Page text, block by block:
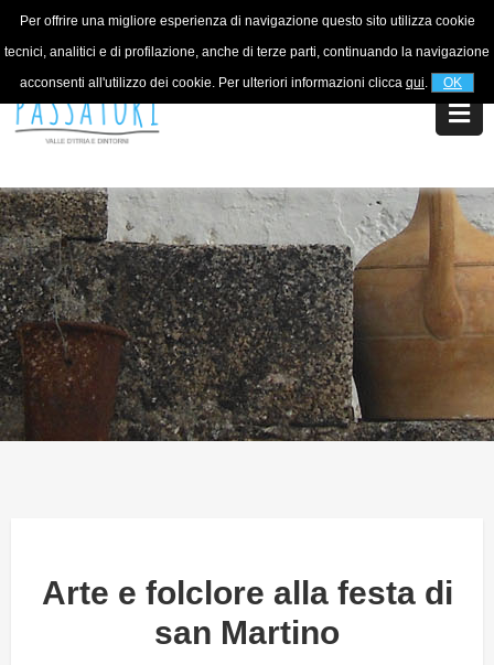
Per offrire una migliore esperienza di navigazione questo sito utilizza cookie
tecnici, analitici e di profilazione, anche di terze parti, continuando la navigazione
acconsenti all'utilizzo dei cookie. Per ulteriori informazioni clicca qui. OK
For information+39 320 5753268
Arte e folclore alla festa di
san Martino